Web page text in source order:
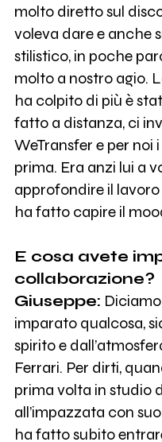
molto diretto sul
voleva dare e anche
stilistico, in poche
molto a nostro agio.
ha colpito di più è
fatto a distanza, ci
WeTransfer e per noi
prima. Era anzi lui a
approfondire il
ha fatto capire il
E cosa avete
collaborazione?
Giuseppe:
imparato qualcosa,
spirito e
Ferrari. Per dirti,
prima volta in studio
all’impazzata con
ha fatto subito